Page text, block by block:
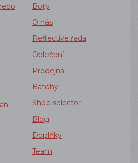
Boty
O nás
Reflective řada
Oblečení
Prodejna
Batohy
Shoe selector
Blog
Doplňky
Team